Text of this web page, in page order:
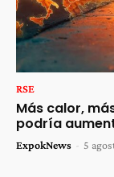
RSE
Más calor,
podría
ExpokNews - 5